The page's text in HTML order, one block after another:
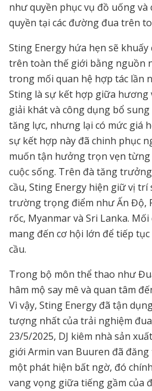
như quyền phục vụ đồ uống và
quyền tại các đường đua trên
Sting Energy hứa hẹn sẽ
trên toàn thế giới bằng nguồn
trong mối quan hệ hợp tác lần
Sting là sự kết hợp giữa hương
giải khát và công dụng bổ
tăng lực, nhưng lại có mức giá
sự kết hợp này đã chinh phục
muốn tận hưởng trọn vẹn
cuộc sống. Trên đà tăng
cầu, Sting Energy hiện giữ vị trí
trường trọng điểm như Ấn Độ,
rốc, Myanmar và Sri Lanka.
mang đến cơ hội lớn để tiếp
cầu.
Trong bộ môn thể thao như
hâm mộ say mê và quan tâm
Vì vậy, Sting Energy đã tận
tượng nhất của trải nghiệm
23/5/2025, DJ kiêm nhà sản
giới Armin van Buuren đã đăng
một phát hiện bất ngờ, đó
vang vọng giữa tiếng gầm của